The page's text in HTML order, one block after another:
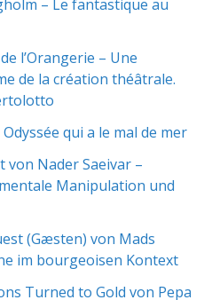
– Le fantastique au
l’Orangerie – Une
de la création théâtrale.
qui a le mal de mer
von Nader Saeivar​​ –
Manipulation und
(Gæsten) von Mads
im bourgeoisen Kontext
Turned to Gold von Pepa